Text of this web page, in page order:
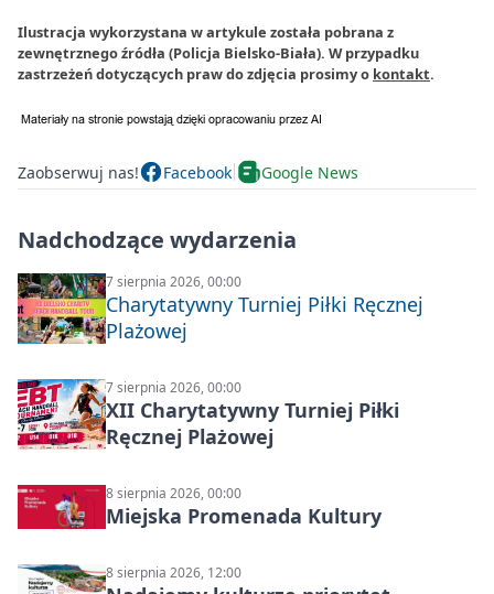
Ilustracja wykorzystana w artykule została pobrana z
zewnętrznego źródła (Policja Bielsko-Biała). W przypadku
zastrzeżeń dotyczących praw do zdjęcia prosimy o kontakt.
Zaobserwuj nas! Facebook Google News
Nadchodzące wydarzenia
7 sierpnia 2026, 00:00
Charytatywny Turniej Piłki Ręcznej
Plażowej
7 sierpnia 2026, 00:00
XII Charytatywny Turniej Piłki
Ręcznej Plażowej
8 sierpnia 2026, 00:00
Miejska Promenada Kultury
8 sierpnia 2026, 12:00